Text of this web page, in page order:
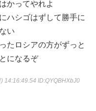
かってやれよ
ハシゴはずして勝手に
い
たロシアの方がずっと
になるぞ
) 14:16:49.54 ID:QYQBHXbJ0